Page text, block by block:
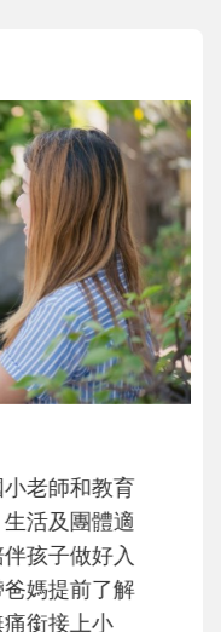
│讀懂父親的
總是在一次
孩子一起長
，到獨立自
養成。爸爸